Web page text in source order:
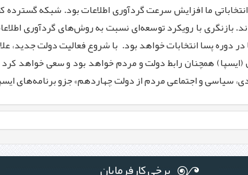
بازنگری با رویکرد توسعه‌ای نسبت به روش‌های گردآوری
دوره پسا انتخابات خواهد بود. با شروع فعالیت دولت جدید،
(ایسپا) همچنان رابط دولت و مردم خواهد بود و سعی خواهد
سیاسی و اجتماعی مردم از دولت چهاردهم» جزو برنامه‌های
برخی کارفرمایان